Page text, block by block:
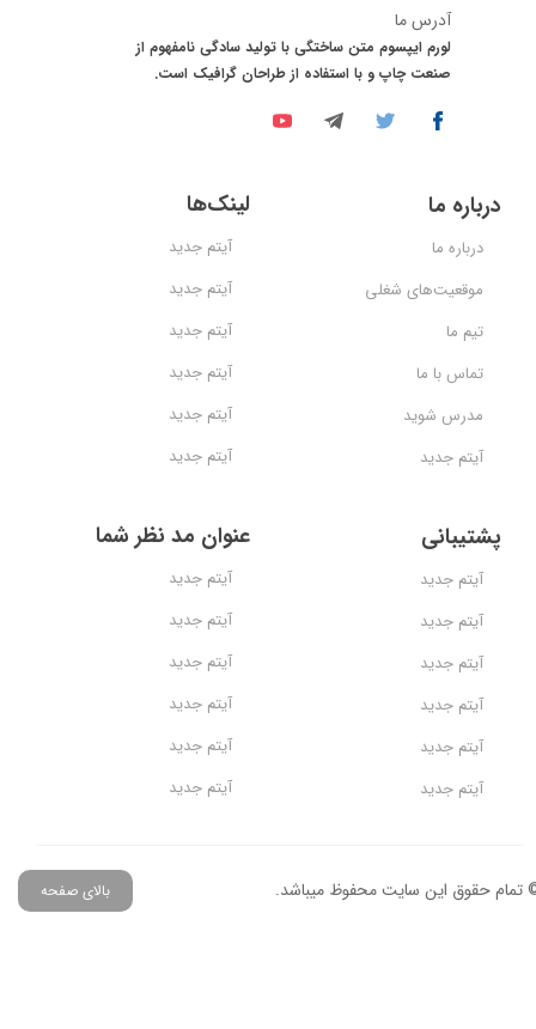
آدرس ما
لورم ایپسوم متن ساختگی با تولید سادگی نامفهوم از
صنعت چاپ و با استفاده از طراحان گرافیک است.
درباره ما
موقعیت‌های شغلی
تیم ما
تماس با ما
مدرس شوید
آیتم جدید
درباره ما لینک‌ها
آیتم جدید
آیتم جدید
آیتم جدید
آیتم جدید
آیتم جدید
آیتم جدید
عنوان مد نظر شما
آیتم جدید
آیتم جدید
آیتم جدید
آیتم جدید
آیتم جدید
آیتم جدید
پشتیبانی
آیتم جدید
آیتم جدید
آیتم جدید
آیتم جدید
آیتم جدید
آیتم جدید
تمام حقوق این سایت محفوظ میباشد. بالای صفحه